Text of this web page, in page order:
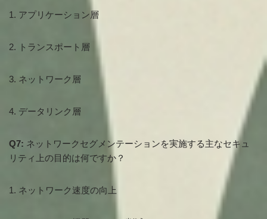
1. アプリケーション層
2. トランスポート層
3. ネットワーク層
4. データリンク層
Q7: ネットワークセグメンテーションを実施する主なセキュ
リティ上の目的は何ですか？
1. ネットワーク速度の向上